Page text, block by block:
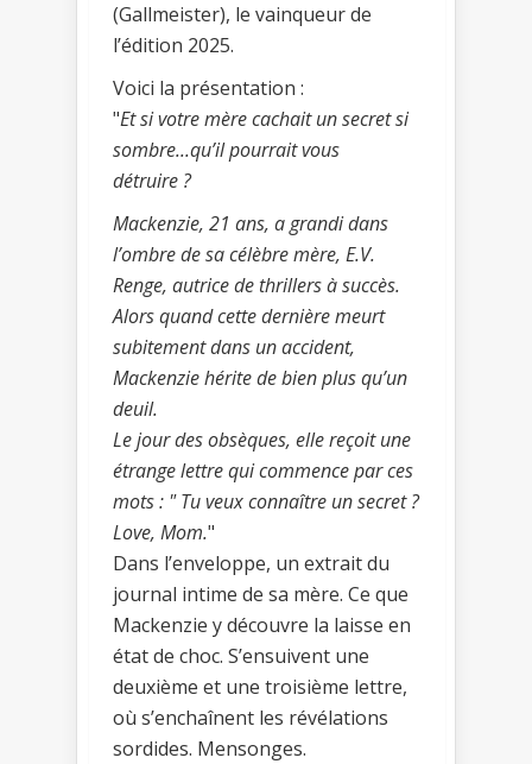
(Gallmeister), le vainqueur de
l’édition 2025.
­Voici la présentation :
"Et si votre mère cachait un secret si
sombre...qu’il pourrait vous
détruire ?
Mackenzie, 21 ans, a grandi dans
l’ombre de sa célèbre mère, E.V.
Renge, autrice de thrillers à succès.
Alors quand cette dernière meurt
subitement dans un accident,
Mackenzie hérite de bien plus qu’un
deuil.
Le jour des obsèques, elle reçoit une
étrange lettre qui commence par ces
mots : " Tu veux connaître un secret ?
Love, Mom."
Dans l’enveloppe, un extrait du
journal intime de sa mère. Ce que
Mackenzie y découvre la laisse en
état de choc. S’ensuivent une
deuxième et une troisième lettre,
où s’enchaînent les révélations
sordides. Mensonges.